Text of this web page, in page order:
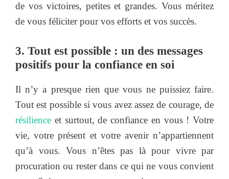
de vos victoires, petites et grandes. Vous méritez
de vous féliciter pour vos efforts et vos succès.
3. Tout est possible : un des messages
positifs pour la confiance en soi
Il n’y a presque rien que vous ne puissiez faire.
Tout est possible si vous avez assez de courage, de
résilience et surtout, de confiance en vous ! Votre
vie, votre présent et votre avenir n’appartiennent
qu’à vous. Vous n’êtes pas là pour vivre par
procuration ou rester dans ce qui ne vous convient